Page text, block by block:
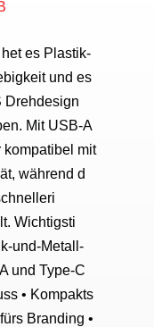
es Plastik-
und es
Drehdesign
Mit USB-A
kompatibel mit
während d
Wichtigsti
und-Metall-
und Type-C
• Kompakts
Branding •